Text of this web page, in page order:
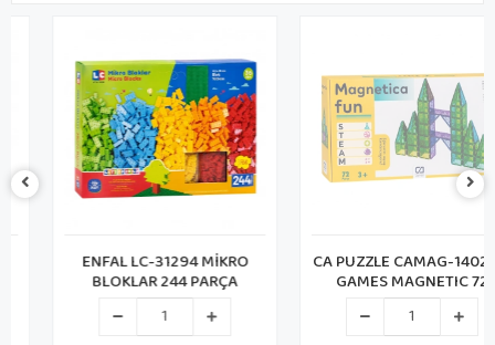
ENFAL LC-31294 MİKRO
BLOKLAR 244 PARÇA
CA PUZZLE CAMAG-1402 CA
GAMES MAGNETIC 72
PARÇA